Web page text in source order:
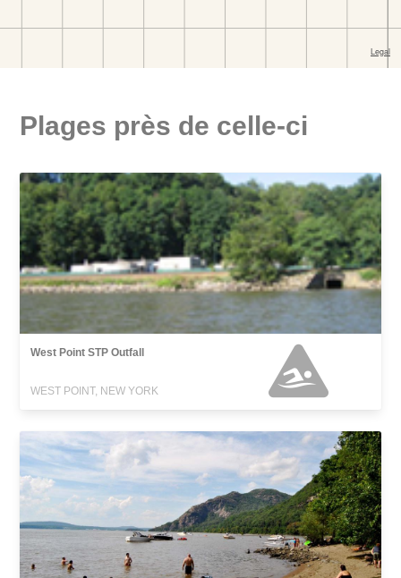
Plages près de celle-ci
West Point STP Outfall
WEST POINT, NEW YORK